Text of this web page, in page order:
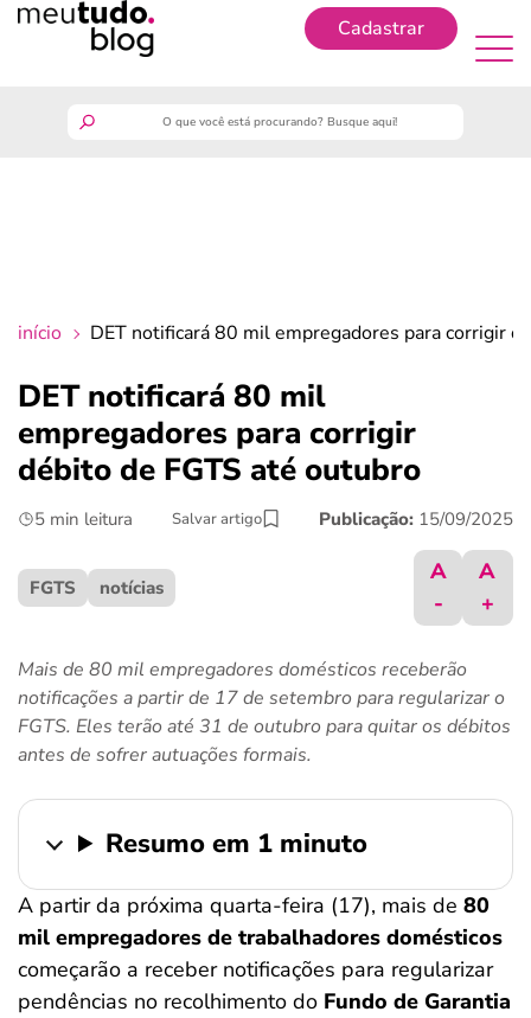
Cadastrar
crédito fácil
início DET notificará 80 mil empregadores para corrigir
DET notificará 80 mil
empregadores para corrigir
débito de FGTS até outubro
5 min leitura Salvar artigo Publicação: 15/09/2025
FGTS notícias
A
-
A
+
Mais de 80 mil empregadores domésticos receberão
notificações a partir de 17 de setembro para regularizar o
FGTS. Eles terão até 31 de outubro para quitar os débitos
antes de sofrer autuações formais.
Resumo em 1 minuto
A partir da próxima quarta-feira (17), mais de 80
mil empregadores de trabalhadores domésticos
começarão a receber notificações para regularizar
pendências no recolhimento do Fundo de Garantia